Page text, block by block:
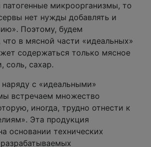
патогенные микроорганизмы, то
нет нужды добавлять и
Поэтому, будем
что в мясной части «идеальных»
содержаться только мясное
соль, сахар.
с «идеальными»
встречаем множество
иногда, трудно отнести к
Эта продукция
основании технических